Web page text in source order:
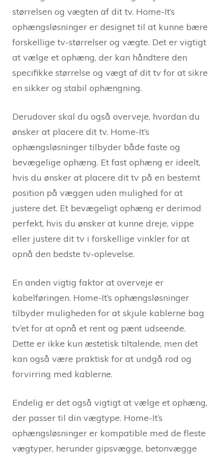
størrelsen og vægten af dit tv. Home-It’s
ophængsløsninger er designet til at kunne bære
forskellige tv-størrelser og vægte. Det er vigtigt
at vælge et ophæng, der kan håndtere den
specifikke størrelse og vægt af dit tv for at sikre
en sikker og stabil ophængning.
Derudover skal du også overveje, hvordan du
ønsker at placere dit tv. Home-It’s
ophængsløsninger tilbyder både faste og
bevægelige ophæng. Et fast ophæng er ideelt,
hvis du ønsker at placere dit tv på en bestemt
position på væggen uden mulighed for at
justere det. Et bevægeligt ophæng er derimod
perfekt, hvis du ønsker at kunne dreje, vippe
eller justere dit tv i forskellige vinkler for at
opnå den bedste tv-oplevelse.
En anden vigtig faktor at overveje er
kabelføringen. Home-It’s ophængsløsninger
tilbyder muligheden for at skjule kablerne bag
tv’et for at opnå et rent og pænt udseende.
Dette er ikke kun æstetisk tiltalende, men det
kan også være praktisk for at undgå rod og
forvirring med kablerne.
Endelig er det også vigtigt at vælge et ophæng,
der passer til din vægtype. Home-It’s
ophængsløsninger er kompatible med de fleste
vægtyper, herunder gipsvægge, betonvægge